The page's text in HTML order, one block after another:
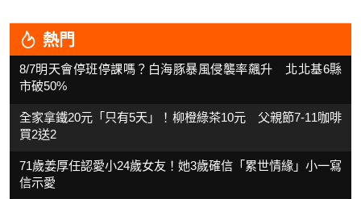
熱門
8/7明天會停班停課嗎？白海豚暴風侵襲率飆升 北北基6縣
市破50%
全家拿鐵20元「只有5天」！柳橙綠茶10元 父親節7-11咖啡
買2送2
71歲姜厚任認愛小24歲女友！她3歲確信「累世情緣」小一寫
信示愛